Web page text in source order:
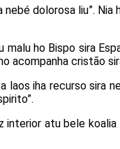
dolorosa liu”.
ho Bispo sira
acompanha cristão
iha recurso sira
atu bele